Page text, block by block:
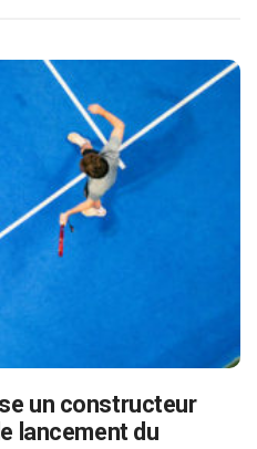
un constructeur
lancement du